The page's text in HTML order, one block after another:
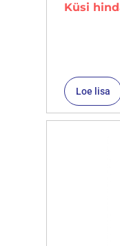
Küsi
Loe lisa